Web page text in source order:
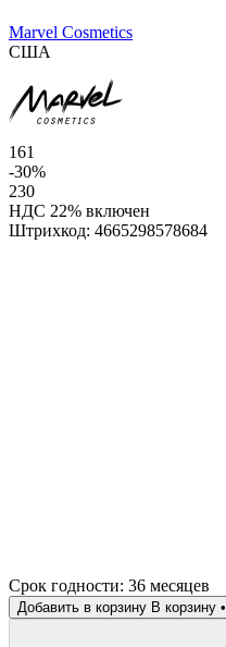
Marvel Cosmetics
США
161
-30%
230
НДС 22% включен
Штрихкод: 4665298578684
Срок годности: 36 месяцев
Добавить в корзину В корзину •